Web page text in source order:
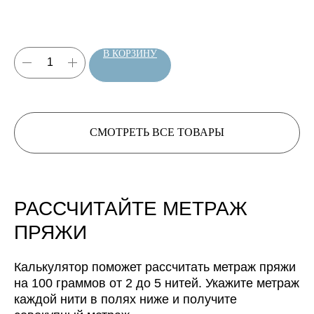
В КОРЗИНУ
СМОТРЕТЬ ВСЕ ТОВАРЫ
РАССЧИТАЙТЕ МЕТРАЖ
ПРЯЖИ
Калькулятор поможет рассчитать метраж пряжи
на 100 граммов от 2 до 5 нитей. Укажите метраж
каждой нити в полях ниже и получите
Нить, собранная из 3 нитей
Нить, собранная из 4 нитей
будет иметь метраж:
Нить, собранная из 5 нитей